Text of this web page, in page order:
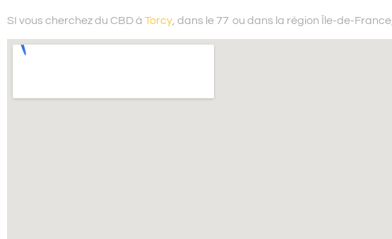
SI vous cherchez du CBD à Torcy , dans le 77 ou dans la région Île-de-France,